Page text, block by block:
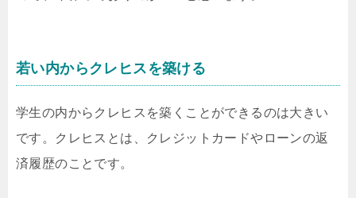
若い内からクレヒスを築ける
学生の内からクレヒスを築くことができるのは大きい
です。クレヒスとは、クレジットカードやローンの返
済履歴のことです。